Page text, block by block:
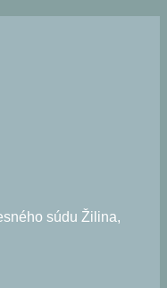
súdu Žilina,